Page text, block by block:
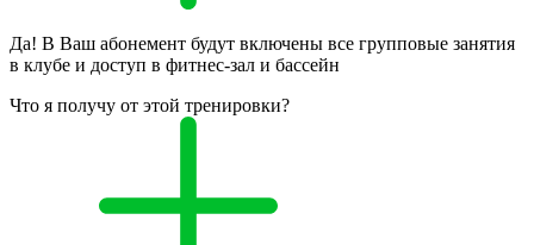
Да! В Ваш абонемент будут включены все групповые занятия
в клубе и доступ в фитнес-зал и бассейн
Что я получу от этой тренировки?